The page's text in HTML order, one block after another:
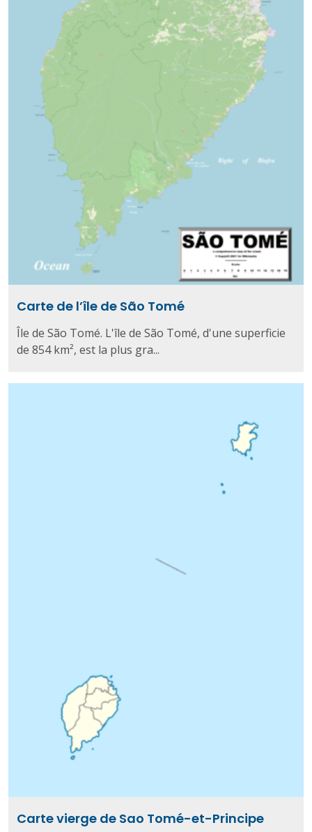
Carte de l’île de São Tomé
Île de São Tomé. L'île de São Tomé, d'une superficie
de 854 km², est la plus gra...
Carte vierge de Sao Tomé-et-Principe